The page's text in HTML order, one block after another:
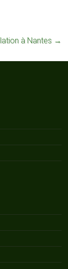
à Nantes →